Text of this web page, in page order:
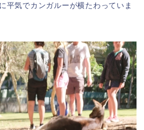
平気でカンガルーが横たわっていま